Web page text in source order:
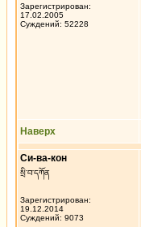
Зарегистрирован:
17.02.2005
Суждений: 52228
Наверх
Си-ва-кон
སྲི་བ་དཀོན
Зарегистрирован:
19.12.2014
Суждений: 9073